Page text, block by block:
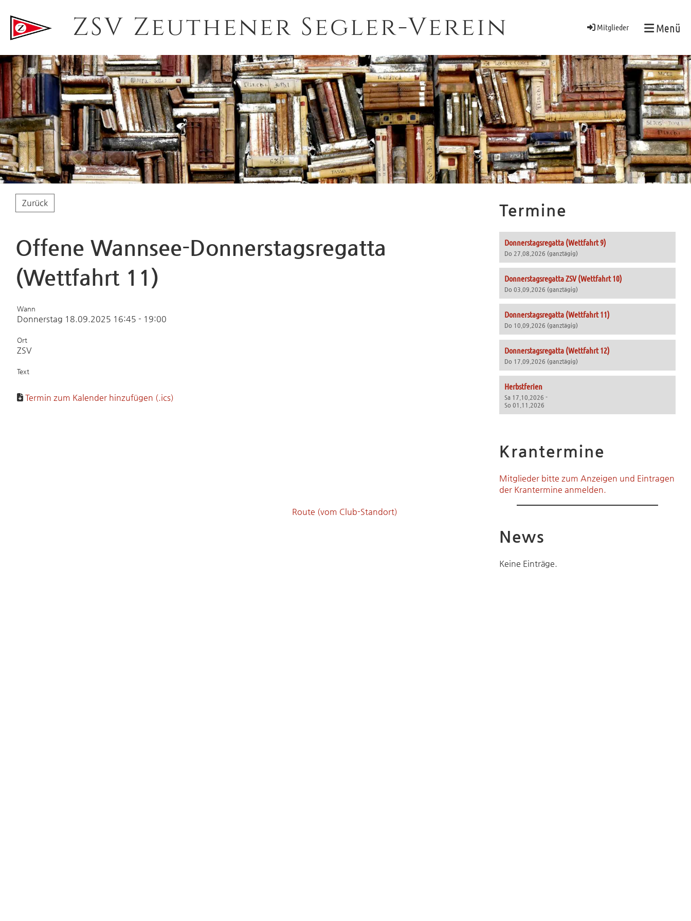
ZSV Zeuthener Segler-Verein Mitglieder Menü
Zurück
Offene Wannsee-Donnerstagsregatta
(Wettfahrt 11)
Wann
Donnerstag 18.09.2025 16:45 - 19:00
Ort
ZSV
Text
Termin zum Kalender hinzufügen (.ics)
Route (vom Club-Standort)
Termine
Donnerstagsregatta (Wettfahrt 9)
Do 27.08.2026 (ganztägig)
Donnerstagsregatta ZSV (Wettfahrt 10)
Do 03.09.2026 (ganztägig)
Donnerstagsregatta (Wettfahrt 11)
Do 10.09.2026 (ganztägig)
Donnerstagsregatta (Wettfahrt 12)
Do 17.09.2026 (ganztägig)
Herbstferien
Sa 17.10.2026 -
So 01.11.2026
Krantermine
Mitglieder bitte zum Anzeigen und Eintragen
der Krantermine anmelden.
News
Keine Einträge.